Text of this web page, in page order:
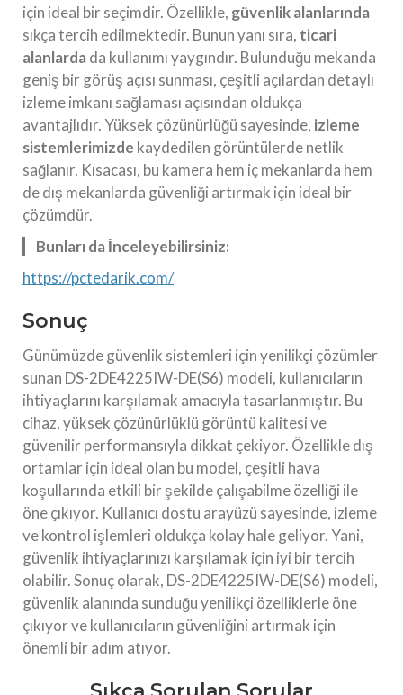
için ideal bir seçimdir. Özellikle, güvenlik alanlarında
sıkça tercih edilmektedir. Bunun yanı sıra, ticari
alanlardada kullanımı yaygındır. Bulunduğu mekanda
geniş bir görüş açısı sunması, çeşitli açılardan detaylı
izleme imkanı sağlaması açısından oldukça
avantajlıdır. Yüksek çözünürlüğü sayesinde, izleme
sistemlerimizde kaydedilen görüntülerde netlik
sağlanır. Kısacası, bu kamera hem iç mekanlarda hem
de dış mekanlarda güvenliği artırmak için ideal bir
çözümdür.
Bunları da İnceleyebilirsiniz:
https://pctedarik.com/
Sonuç
Günümüzde güvenlik sistemleri için yenilikçi çözümler
sunan DS-2DE4225IW-DE(S6) modeli, kullanıcıların
ihtiyaçlarını karşılamak amacıyla tasarlanmıştır. Bu
cihaz, yüksek çözünürlüklü görüntü kalitesi ve
güvenilir performansıyla dikkat çekiyor. Özellikle dış
ortamlar için ideal olan bu model, çeşitli hava
koşullarında etkili bir şekilde çalışabilme özelliği ile
öne çıkıyor. Kullanıcı dostu arayüzü sayesinde, izleme
ve kontrol işlemleri oldukça kolay hale geliyor. Yani,
güvenlik ihtiyaçlarınızı karşılamak için iyi bir tercih
olabilir. Sonuç olarak, DS-2DE4225IW-DE(S6) modeli,
güvenlik alanında sunduğu yenilikçi özelliklerle öne
çıkıyor ve kullanıcıların güvenliğini artırmak için
önemli bir adım atıyor.